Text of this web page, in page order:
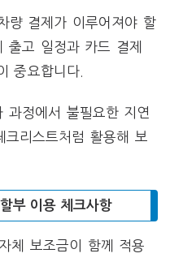
량 결제가 이루어져야 할
출고 일정과 카드 결제
중요합니다.
과정에서 불필요한 지연
리스트처럼 활용해 보
부 이용 체크사항
체 보조금이 함께 적용